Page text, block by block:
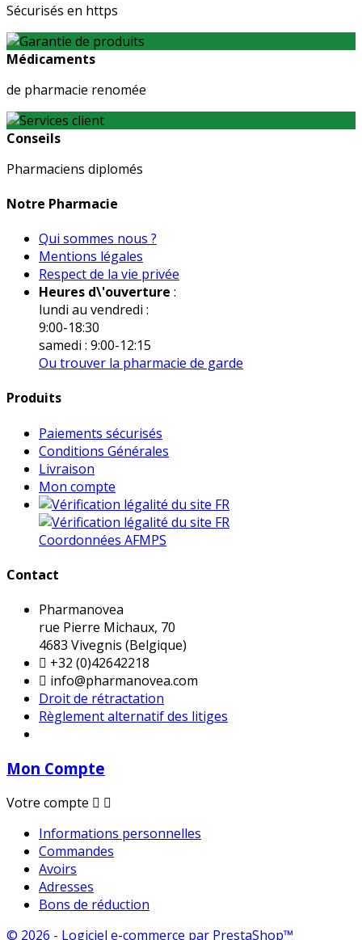
Sécurisés en https
Médicaments
de pharmacie renomée
Conseils
Pharmaciens diplomés
Notre Pharmacie
Qui sommes nous ?
Mentions légales
Respect de la vie privée
Heures d\'ouverture :
lundi au vendredi :
9:00-18:30
samedi : 9:00-12:15
Ou trouver la pharmacie de garde
Produits
Paiements sécurisés
Conditions Générales
Livraison
Mon compte
Coordonnées AFMPS
Contact
Pharmanovea
rue Pierre Michaux, 70
4683 Vivegnis (Belgique)
 +32 (0)42642218
 info@pharmanovea.com
Droit de rétractation
Règlement alternatif des litiges
Mon Compte
Votre compte  
Informations personnelles
Commandes
Avoirs
Adresses
Bons de réduction
© 2026 - Logiciel e-commerce par PrestaShop™